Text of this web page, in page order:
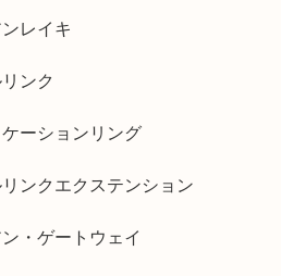
レイキ
ンク
ーションリング
ンクエクステンション
・ゲートウェイ